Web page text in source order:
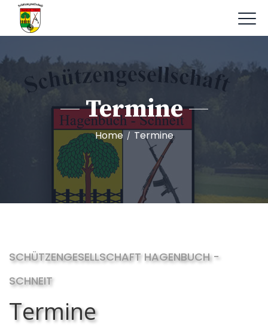
Termine
Home/ Termine
SCHÜTZENGESELLSCHAFT HAGENBUCH -
SCHNEIT
Termine